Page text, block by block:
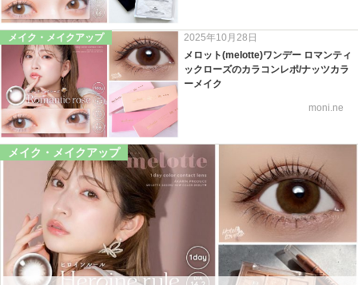
メイク・メイクアップ
2025年10月28日
メロット(melotte)ワンデー ロマンティ
ックローズのカラコンレポ/ナッツカラ
ーメイク
moni.ne
メイク・メイクアップ